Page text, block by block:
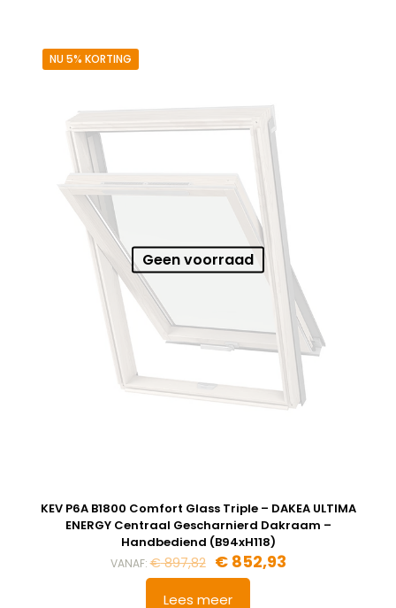
NU 5% KORTING
Geen voorraad
KEV P6A B1800 Comfort Glass Triple – DAKEA ULTIMA
ENERGY Centraal Gescharnierd Dakraam –
Handbediend (B94xH118)
VANAF:€897,82 Oorspronkelijke
prijs
was:
€852,93Huidige
Lees meer